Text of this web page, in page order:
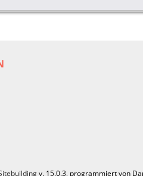
v. 15.0.3, programmiert von